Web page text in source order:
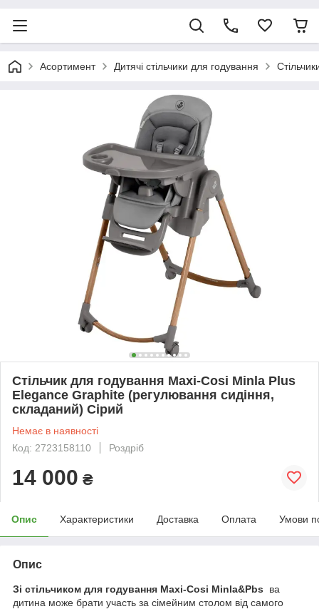
Асортимент Дитячі стільчики для годування
Стільчик для годування Maxi-Cosi Minla Plus
Elegance Graphite (регулювання сидіння,
складаний) Сірий
Немає в наявності
Код: 2723158110
Роздріб
14 000 ₴
Опис Характеристики Доставка Оплата Умови
Опис
Зі стільчиком для годування Maxi-Cosi Minla&Pbs
ва
дитина може брати участь за сімейним столом від самого